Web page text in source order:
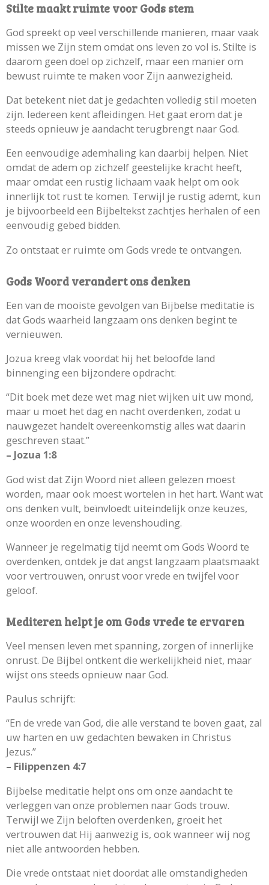
Stilte maakt ruimte voor Gods stem
God spreekt op veel verschillende manieren, maar vaak
missen we Zijn stem omdat ons leven zo vol is. Stilte is
daarom geen doel op zichzelf, maar een manier om
bewust ruimte te maken voor Zijn aanwezigheid.
Dat betekent niet dat je gedachten volledig stil moeten
zijn. Iedereen kent afleidingen. Het gaat erom dat je
steeds opnieuw je aandacht terugbrengt naar God.
Een eenvoudige ademhaling kan daarbij helpen. Niet
omdat de adem op zichzelf geestelijke kracht heeft,
maar omdat een rustig lichaam vaak helpt om ook
innerlijk tot rust te komen. Terwijl je rustig ademt, kun
je bijvoorbeeld een Bijbeltekst zachtjes herhalen of een
eenvoudig gebed bidden.
Zo ontstaat er ruimte om Gods vrede te ontvangen.
Gods Woord verandert ons denken
Een van de mooiste gevolgen van Bijbelse meditatie is
dat Gods waarheid langzaam ons denken begint te
vernieuwen.
Jozua kreeg vlak voordat hij het beloofde land
binnenging een bijzondere opdracht:
“Dit boek met deze wet mag niet wijken uit uw mond,
maar u moet het dag en nacht overdenken, zodat u
nauwgezet handelt overeenkomstig alles wat daarin
geschreven staat.”
– Jozua 1:8
God wist dat Zijn Woord niet alleen gelezen moest
worden, maar ook moest wortelen in het hart. Want wat
ons denken vult, beïnvloedt uiteindelijk onze keuzes,
onze woorden en onze levenshouding.
Wanneer je regelmatig tijd neemt om Gods Woord te
overdenken, ontdek je dat angst langzaam plaatsmaakt
voor vertrouwen, onrust voor vrede en twijfel voor
geloof.
Mediteren helpt je om Gods vrede te ervaren
Veel mensen leven met spanning, zorgen of innerlijke
onrust. De Bijbel ontkent die werkelijkheid niet, maar
wijst ons steeds opnieuw naar God.
Paulus schrijft:
“En de vrede van God, die alle verstand te boven gaat, zal
uw harten en uw gedachten bewaken in Christus
Jezus.”
– Filippenzen 4:7
Bijbelse meditatie helpt ons om onze aandacht te
verleggen van onze problemen naar Gods trouw.
Terwijl we Zijn beloften overdenken, groeit het
vertrouwen dat Hij aanwezig is, ook wanneer wij nog
niet alle antwoorden hebben.
Die vrede ontstaat niet doordat alle omstandigheden